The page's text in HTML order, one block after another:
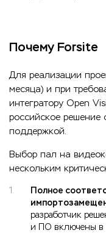
Почему Forsite
Для реализации
месяца) и при
интегратору Open
российское решение
поддержкой.
Выбор пал на
нескольким
Полное
разработчик
и ПО включены в